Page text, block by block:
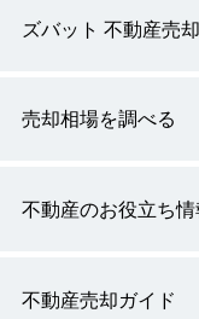
ズバット 不動産売
売却相場を調べる
不動産のお役立ち情
不動産売却ガイド